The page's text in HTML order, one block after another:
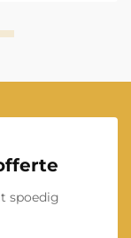
spoedig